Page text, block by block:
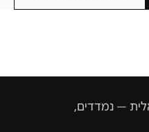
— נמדדים,